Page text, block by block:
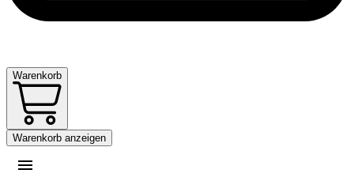
Warenkorb
Warenkorb anzeigen